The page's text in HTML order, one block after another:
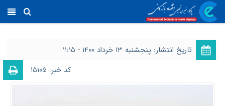
تاریخ انتشار: پنجشنبه 13 خرداد 1400 - 11:15
کد خبر: 15105